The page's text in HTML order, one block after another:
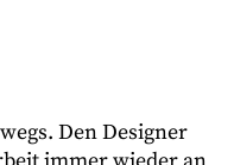
Den Designer